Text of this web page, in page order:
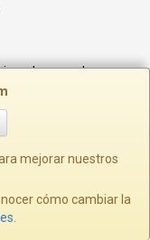
con el uso
o webs;
con la
de la que vienes;
visitaste;
los que haces click;
buscas;
mejorar nuestros
cómo cambiar la